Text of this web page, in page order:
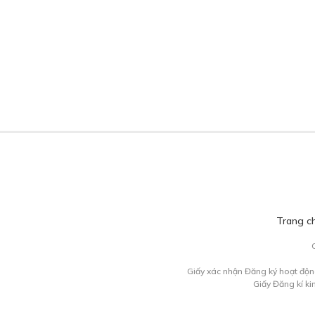
Trang
Giấy xác nhận Đăng ký hoạt
Giấy Đăng kí